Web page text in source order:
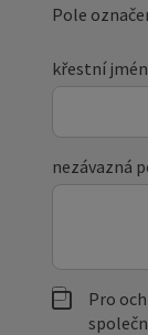
Pole
křestní
nezávazná
Pro